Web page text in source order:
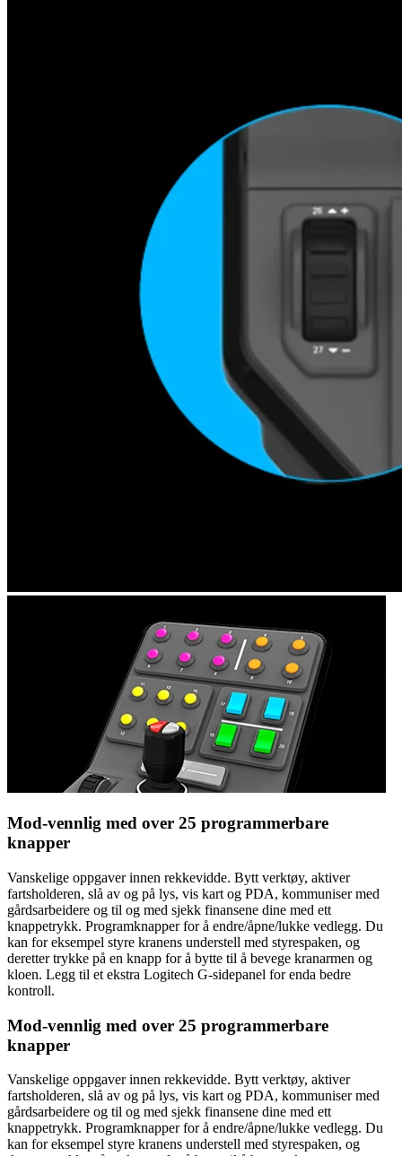
Mod-vennlig med over 25 programmerbare
knapper
Vanskelige oppgaver innen rekkevidde. Bytt verktøy, aktiver
fartsholderen, slå av og på lys, vis kart og PDA, kommuniser med
gårdsarbeidere og til og med sjekk finansene dine med ett
knappetrykk. Programknapper for å endre/åpne/lukke vedlegg. Du
kan for eksempel styre kranens understell med styrespaken, og
deretter trykke på en knapp for å bytte til å bevege kranarmen og
kloen. Legg til et ekstra Logitech G-sidepanel for enda bedre
kontroll.
Mod-vennlig med over 25 programmerbare
knapper
Vanskelige oppgaver innen rekkevidde. Bytt verktøy, aktiver
fartsholderen, slå av og på lys, vis kart og PDA, kommuniser med
gårdsarbeidere og til og med sjekk finansene dine med ett
knappetrykk. Programknapper for å endre/åpne/lukke vedlegg. Du
kan for eksempel styre kranens understell med styrespaken, og